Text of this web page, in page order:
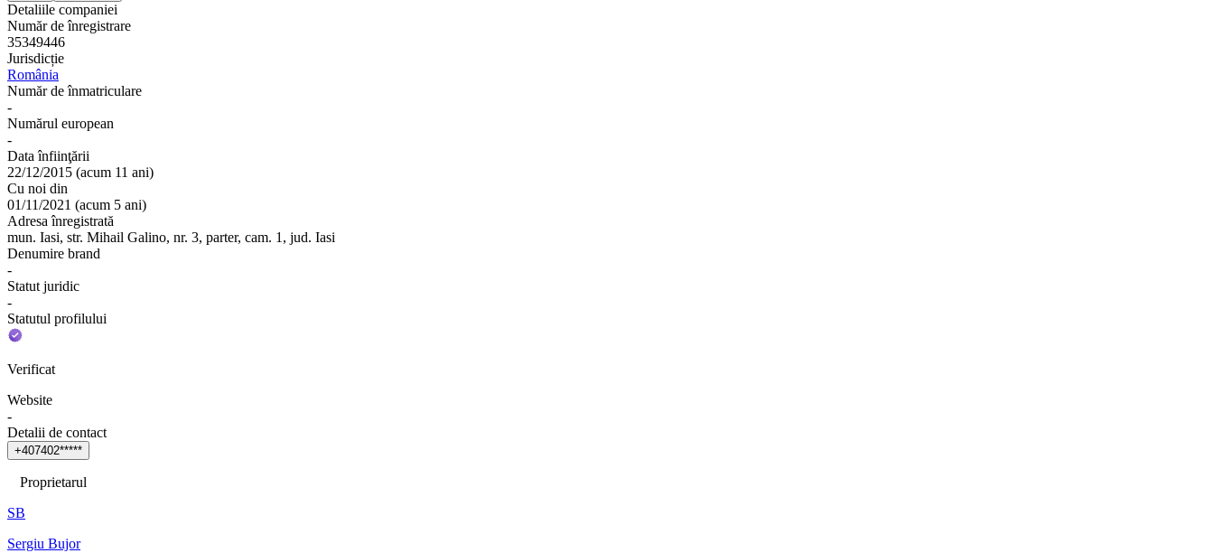
Detaliile companiei
Număr de înregistrare
35349446
Jurisdicție
România
Număr de înmatriculare
-
Numărul european
-
Data înfiinţării
22/12/2015 (acum 11 ani)
Cu noi din
01/11/2021 (acum 5 ani)
Adresa înregistrată
mun. Iasi, str. Mihail Galino, nr. 3, parter, cam. 1, jud. Iasi
Denumire brand
-
Statut juridic
-
Statutul profilului
Verificat
Website
-
Detalii de contact
+407402*****
Proprietarul
SB
Sergiu Bujor